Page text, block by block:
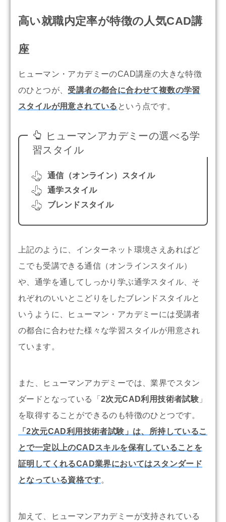
高い就職内定率が特徴の人気CAD講
座
ヒューマン・アカデミーのCAD講座の大きな特徴
のひとつが、 受講者の都合に合わせて複数の学習
スタイルが用意されている という点です。
ヒューマンアカデミーの選べる学
習スタイル
通信（オンライン）スタイル
通学スタイル
ブレンドスタイル
上記のように、インターネット環境さえあればど
こでも受講できる通信（オンラインスタイル）
や、通学を通してしっかり学ぶ通学スタイル、そ
れぞれのいいとこどりをしたブレンドスタイルと
いうように、ヒューマン・アカデミーには受講者
の都合に合わせた様々な学習スタイルが用意され
ています。
また、ヒューマンアカデミーでは、業界でスタン
ダードとなっている「 2次元CAD利用技術者試験 」
を取得することができるのも特徴のひとつです。
「2次元CAD利用技術者試験」は、所持しているこ
とで一定以上のCADスキルを保有していることを
証明してくれるCAD業界においてはスタンダード
となっている資格です。
加えて、ヒューマンアカデミーが支持されている